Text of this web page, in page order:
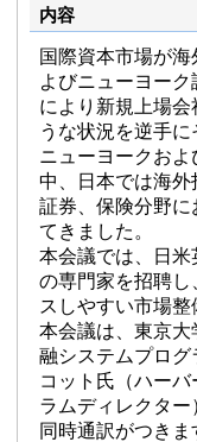
内容
国際資本市場が
よびニューヨー
により新規上場
うな状況を逆手に
ニューヨークお
中、日本では海
証券、保険分野
てきました。
本会議では、日
の専門家を招聘
スしやすい市場整
本会議は、東京
融システムプロ
コット氏（ハー
ラムディレクター
同時通訳がつきま